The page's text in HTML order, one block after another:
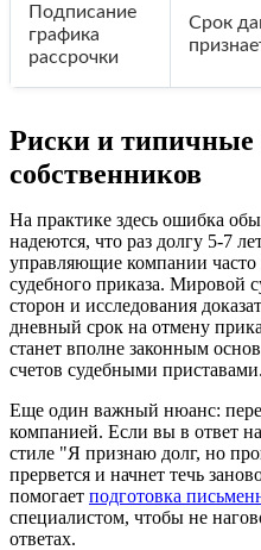
Подписание
графика
рассрочки
Срок
Риски и
собственников
На практике здесь ошибка
надеются, что раз долгу 5-7
управляющие компании
судебного приказа. Мировой
сторон и исследования
дневный срок на отмену
станет вполне законным
счетов судебными приставами.
Еще один важный нюанс:
компанией. Если вы в ответ
стиле "Я признаю долг, но
прервется и начнет течь
помогает подготовка
специалистом, чтобы не
ответах.